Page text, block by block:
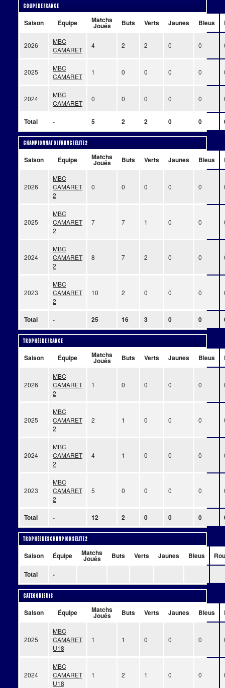
Coupe de France
Saison Équipe Matchs
Joués Buts Verts Jaunes Bleus
2026
MBC
CAMARET
4 2 2 0 0
2025
MBC
CAMARET
1 0 0 0 0
2024
MBC
CAMARET
0 0 0 0 0
Total - 5 2 2 0 0
Championnat de France Élite 2
Saison Équipe Matchs
Joués Buts Verts Jaunes Bleus
2026
MBC
CAMARET
2
0 0 0 0 0
2025
MBC
CAMARET
2
7 7 1 0 0
2024
MBC
CAMARET
2
8 7 2 0 0
2023
MBC
CAMARET
2
10 2 0 0 0
Total - 25 16 3 0 0
Trophée de France
Saison Équipe Matchs
Joués Buts Verts Jaunes Bleus
2026
MBC
CAMARET
2
1 0 0 0 0
2025
MBC
CAMARET
2
2 1 0 0 0
2024
MBC
CAMARET
2
4 1 0 0 0
2023
MBC
CAMARET
2
5 0 0 0 0
Total - 12 2 0 0 0
Trophée des Champions Élite 2
Saison Équipe Matchs
Joués Buts Verts Jaunes Bleus
Total -
Catégorie U18
Saison Équipe Matchs
Joués Buts Verts Jaunes Bleus
2025
MBC
CAMARET
U18
1 1 0 0 0
2024
MBC
CAMARET
U18
1 2 1 0 0